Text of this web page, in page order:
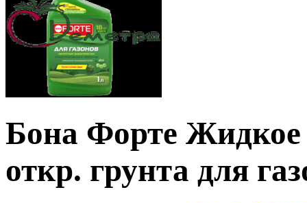
Бона Форте Жидкое
откр. грунта для